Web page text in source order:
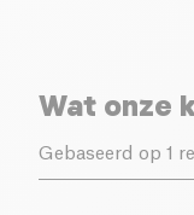
Wat onze
Gebaseerd op 1